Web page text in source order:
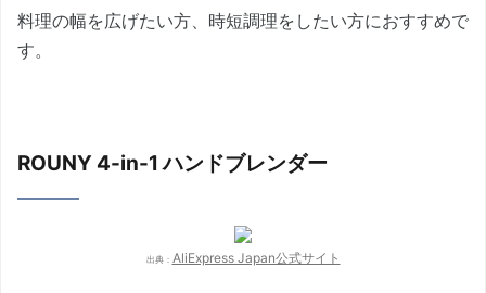
料理の幅を広げたい方、時短調理をしたい方におすすめで
す。
ROUNY 4-in-1 ハンドブレンダー
出典： AliExpress Japan公式サイト